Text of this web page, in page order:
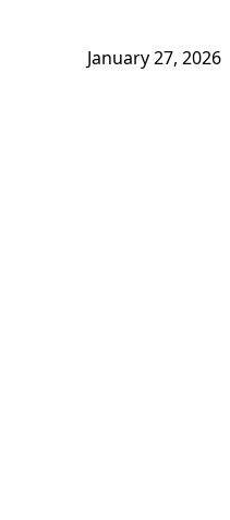
January 27, 2026